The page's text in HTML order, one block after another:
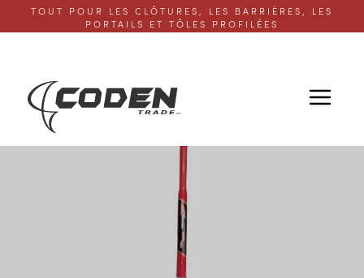
TOUT POUR LES CLÔTURES, LES BARRIÈRES, LES
PORTAILS ET TÔLES PROFILÉES